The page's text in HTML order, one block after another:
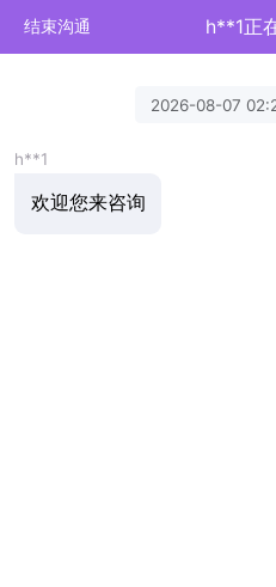
结束沟通 h**1正
2026-08-07
h**1
欢迎您来咨询